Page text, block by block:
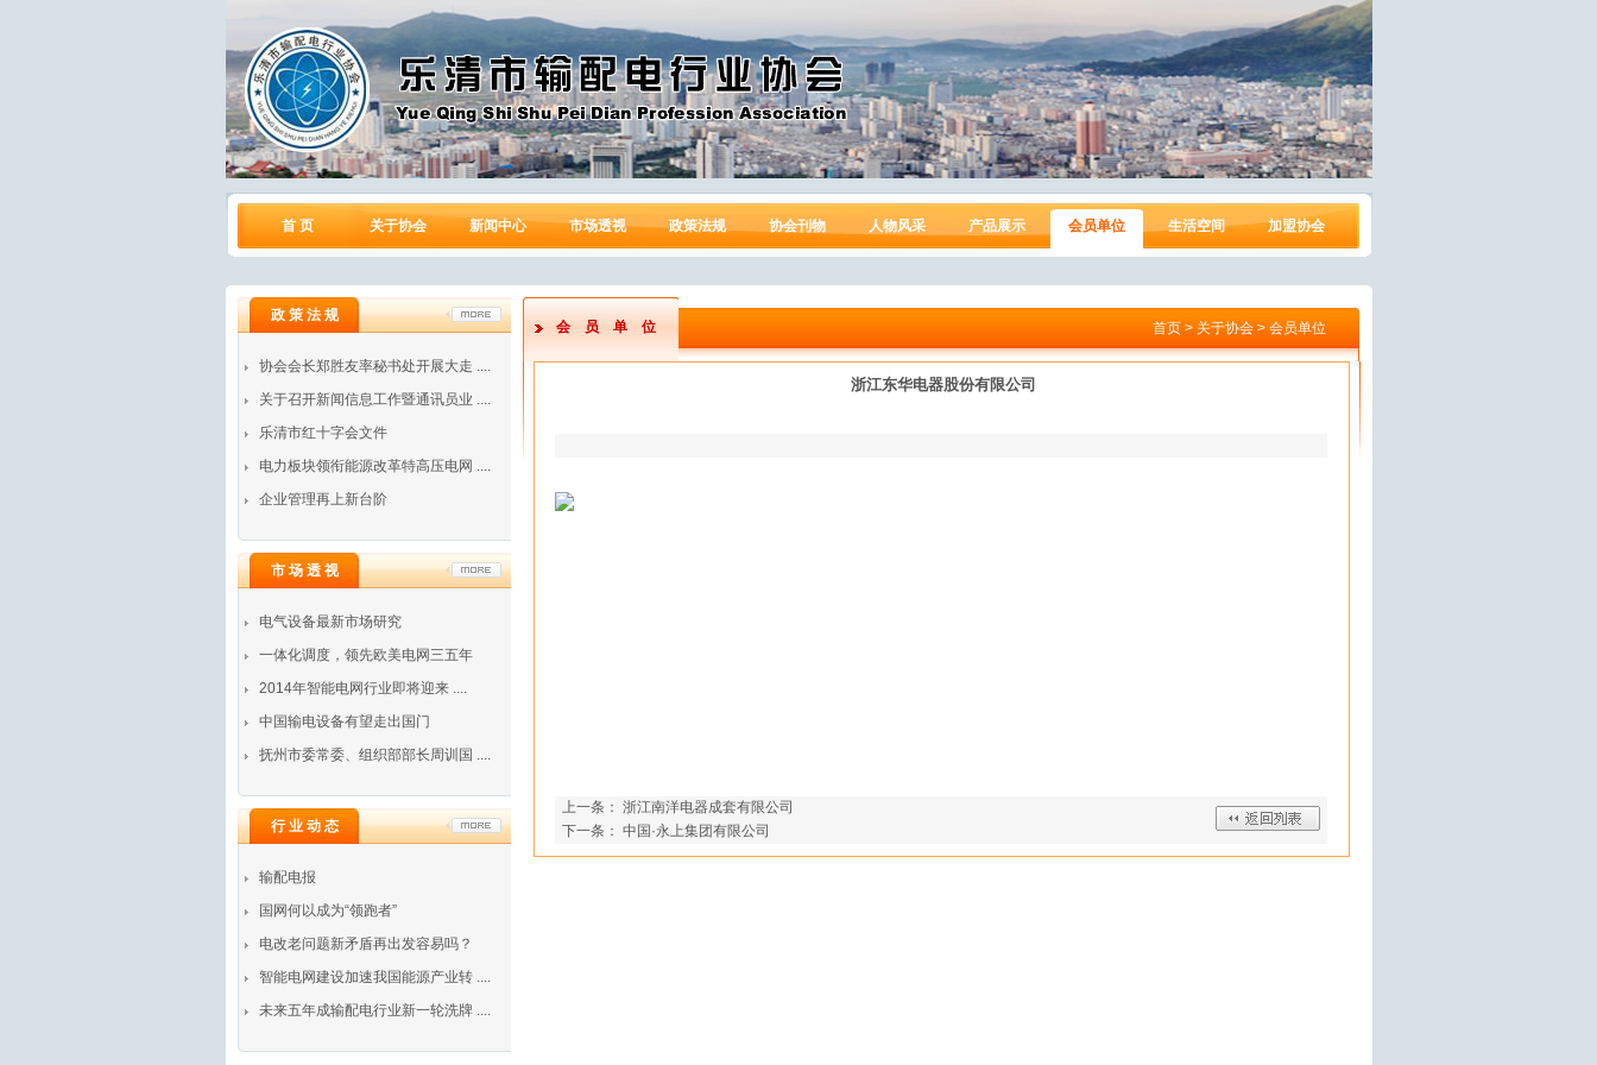
首 页 关于协会 新闻中心 市场透视 政策法规 协会刊物 人物风采 产品展示 会员单位 生活空间 加盟协会
政 策 法 规
协会会长郑胜友率秘书处开展大走 ....
关于召开新闻信息工作暨通讯员业 ....
乐清市红十字会文件
电力板块领衔能源改革特高压电网 ....
企业管理再上新台阶
市 场 透 视
电气设备最新市场研究
一体化调度，领先欧美电网三五年
2014年智能电网行业即将迎来 ....
中国输电设备有望走出国门
抚州市委常委、组织部部长周训国 ....
行 业 动 态
输配电报
国网何以成为“领跑者”
电改老问题新矛盾再出发容易吗？
智能电网建设加速我国能源产业转 ....
未来五年成输配电行业新一轮洗牌 ....
会员单位 首页 > 关于协会 > 会员单位
浙江东华电器股份有限公司
上一条： 浙江南洋电器成套有限公司
下一条： 中国·永上集团有限公司